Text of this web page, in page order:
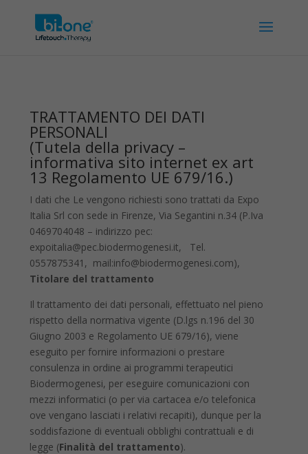
TRATTAMENTO DEI DATI
PERSONALI
(Tutela della privacy –
informativa sito internet ex art
13 Regolamento UE 679/16.)
I dati che Le vengono richiesti sono trattati da Expo
Italia Srl con sede in Firenze, Via Segantini n.34 (P.Iva
0469704048 – indirizzo pec:
expoitalia@pec.biodermogenesi.it, Tel.
0557875341, mail:info@biodermogenesi.com),
Titolare del trattamento
Il trattamento dei dati personali, effettuato nel pieno
rispetto della normativa vigente (D.lgs n.196 del 30
Giugno 2003 e Regolamento UE 679/16), viene
eseguito per fornire informazioni o prestare
consulenza in ordine ai programmi terapeutici
Biodermogenesi, per eseguire comunicazioni con
mezzi informatici (o per via cartacea e/o telefonica
ove vengano lasciati i relativi recapiti), dunque per la
soddisfazione di eventuali obblighi contrattuali e di
legge (Finalità del trattamento).